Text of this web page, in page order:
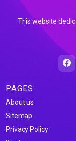
This website
PAGES
About us
Sitemap
Privacy Policy